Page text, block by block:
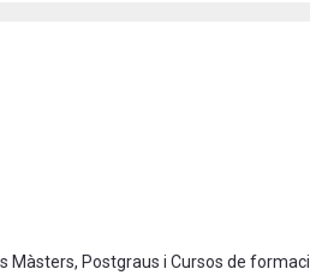
Postgraus i Cursos de